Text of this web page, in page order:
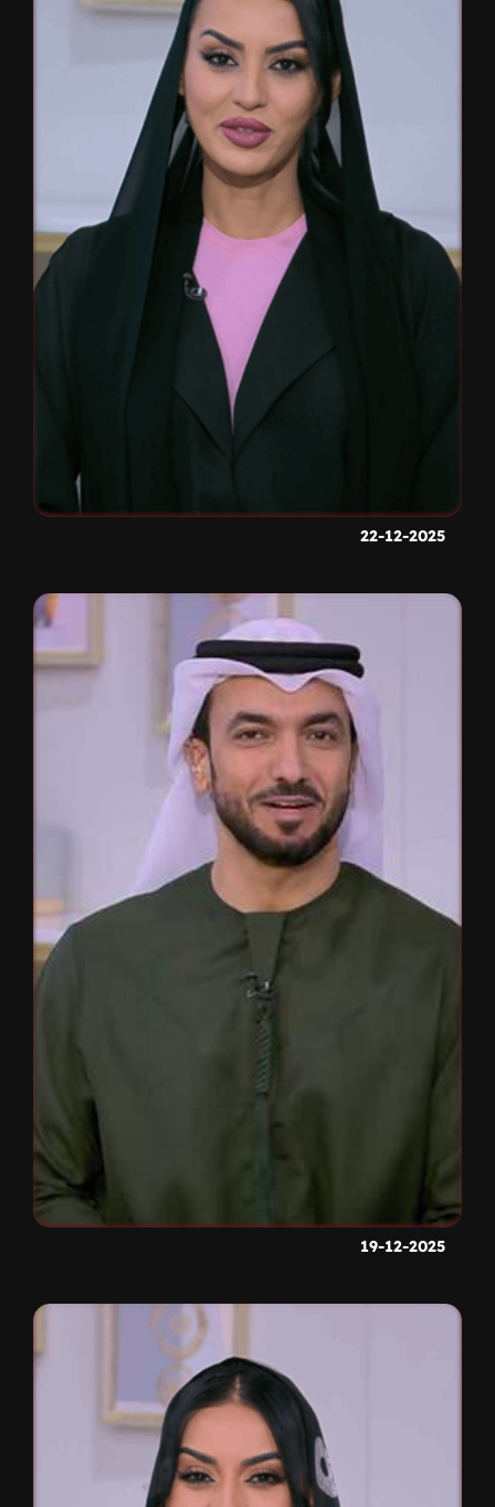
22-12-2025
19-12-2025